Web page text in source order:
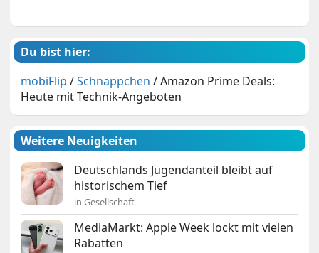
Du bist hier:
mobiFlip /Schnäppchen /Amazon Prime Deals:
Heute mit Technik-Angeboten
Weitere Neuigkeiten
Deutschlands Jugendanteil bleibt auf
historischem Tief
in Gesellschaft
MediaMarkt: Apple Week lockt mit vielen
Rabatten